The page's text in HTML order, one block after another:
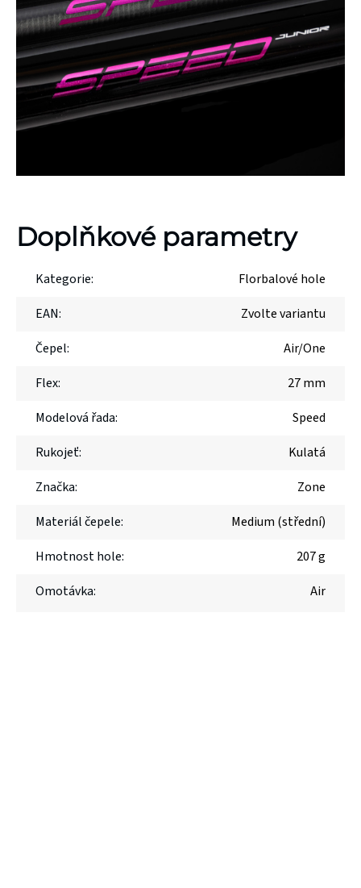
Doplňkové parametry
Kategorie:
Florbalové hole
EAN:
Zvolte variantu
Čepel:
Air/One
Flex:
27 mm
Modelová řada:
Speed
Rukojeť:
Kulatá
Značka:
Zone
Materiál čepele:
Medium (střední)
Hmotnost hole:
207 g
Omotávka: Air